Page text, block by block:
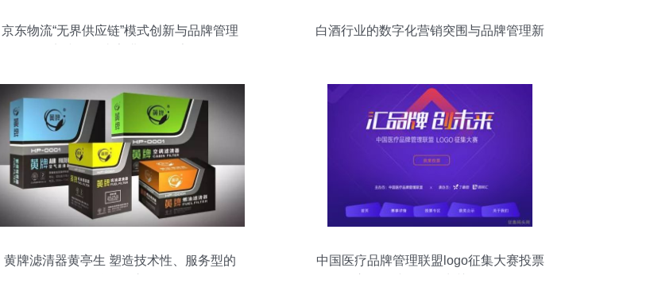
京东物流“无界供应链”模式创新与品牌管理
白酒行业的数字化营销突围与品牌管理新
黄牌滤清器黄亭生 塑造技术性、服务型的
中国医疗品牌管理联盟logo征集大赛投票